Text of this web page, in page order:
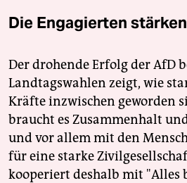
Die Engagierten stärken
Der drohende Erfolg der AfD
Landtagswahlen zeigt, wie
Kräfte inzwischen geworden
braucht es Zusammenhalt
und vor allem mit den
für eine starke
kooperiert deshalb mit "Alles